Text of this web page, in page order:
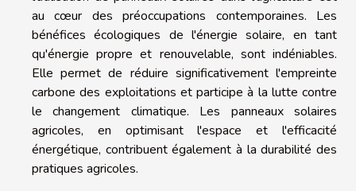
au cœur des préoccupations contemporaines. Les
bénéfices écologiques de l'énergie solaire, en tant
qu'énergie propre et renouvelable, sont indéniables.
Elle permet de réduire significativement l'empreinte
carbone des exploitations et participe à la lutte contre
le changement climatique. Les panneaux solaires
agricoles, en optimisant l'espace et l'efficacité
énergétique, contribuent également à la durabilité des
pratiques agricoles.